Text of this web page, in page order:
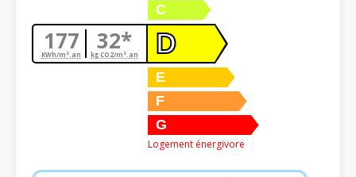
177
KWh/m².an 32*
kg CO2/m².an
C
D
E
F
G
Logement énergivore